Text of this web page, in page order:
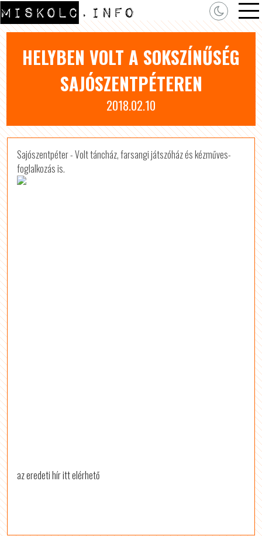
HELYBEN VOLT A SOKSZÍNŰSÉG
SAJÓSZENTPÉTEREN
2018.02.10
Sajószentpéter - Volt táncház, farsangi játszóház és kézműves-
foglalkozás is.
az eredeti hír itt elérhető